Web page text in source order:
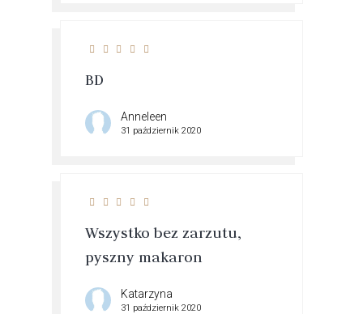
BD
Anneleen
31 październik 2020
Wszystko bez zarzutu,
pyszny makaron
Katarzyna
31 październik 2020